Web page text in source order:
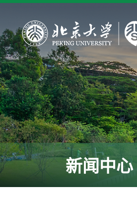
新闻中心